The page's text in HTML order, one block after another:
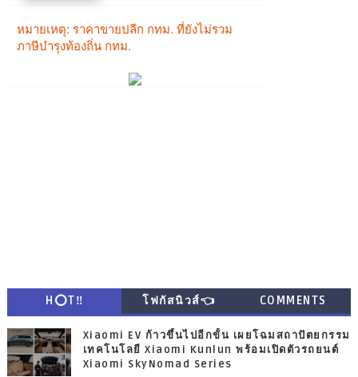
H⭕T‼ โฟกัสนิวส์👈 COMMENTS
Xiaomi EV ก้าวขึ้นไปอีกขั้น เผยโฉมสถาปัตยกรรม
เทคโนโลยี Xiaomi Kunlun พร้อมเปิดตัวรถยนต์
Xiaomi SkyNomad Series